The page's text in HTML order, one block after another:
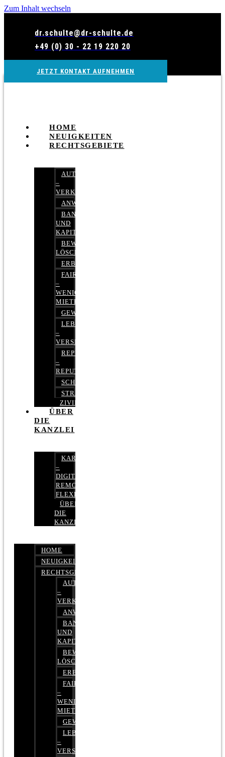
Zum Inhalt wechseln
dr.schulte@dr-schulte.de
+49 (0) 30 - 22 19 220 20
JETZT KONTAKT AUFNEHMEN
HOME
NEUIGKEITEN
RECHTSGEBIETE
AUTOBETRUG
–
VERKEHRSRECHT
ANWALTSHAFTUNGSRECHT
BANK-
UND
KAPITALMARKTRECHT
BEWERTUNGEN
LÖSCHEN
ERBRECHT
FAIRMIETEN
–
WENIGER
MIETE
GEWERBERECHT
LEBENSVERSICHERUNG
–
VERSICHERUNGSRECHT
REPUTATIONSRECHT
–
REPUTATIONSMANAGEMENT
SCHUFARECHT
STRAFRECHT
ZIVILRECHT
ÜBER
DIE
KANZLEI
KARRIERE
–
DIGITAL,
REMOTE,
FLEXIBEL
ÜBER
DIE
KANZLEI
HOME
NEUIGKEITEN
RECHTSGEBIETE
AUTOBETRUG
–
VERKEHRSRECHT
ANWALTSHAFTUNGSRECHT
BANK-
UND
KAPITALMARKTRECHT
BEWERTUNGEN
LÖSCHEN
ERBRECHT
FAIRMIETEN
–
WENIGER
MIETE
GEWERBERECHT
LEBENSVERSICHERUNG
–
VERSICHERUNGSRECHT